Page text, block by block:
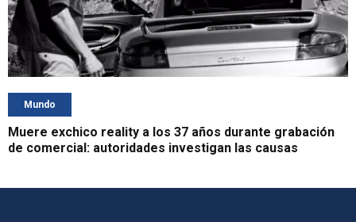
Mundo
Muere exchico reality a los 37 años durante grabación
de comercial: autoridades investigan las causas